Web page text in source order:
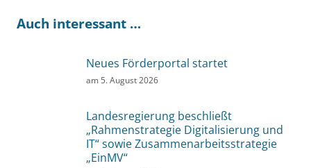
Auch interessant …
Neues Förderportal startet
am 5. August 2026
Landesregierung beschließt
„Rahmenstrategie Digitalisierung und
IT“ sowie Zusammenarbeitsstrategie
„EinMV“